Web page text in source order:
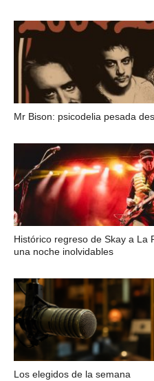
Mr Bison: psicodelia pesada
Histórico regreso de Skay a La
una noche inolvidables
Los elegidos de la semana